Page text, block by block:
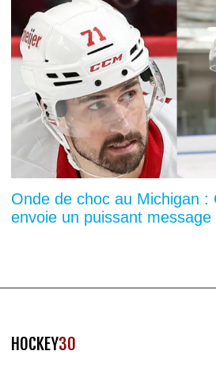
Onde de choc au Michigan :
envoie un puissant message
HOCKEY30